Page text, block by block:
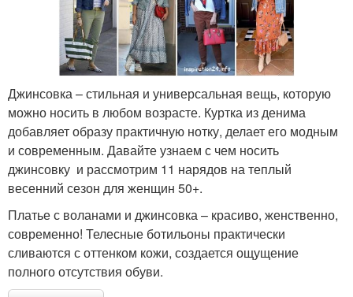
Джинсовка – стильная и универсальная вещь, которую
можно носить в любом возрасте. Куртка из денима
добавляет образу практичную нотку, делает его модным
и современным. Давайте узнаем с чем носить
джинсовку и рассмотрим 11 нарядов на теплый
весенний сезон для женщин 50+.
Платье с воланами и джинсовка – красиво, женственно,
современно! Телесные ботильоны практически
сливаются с оттенком кожи, создается ощущение
полного отсутствия обуви.